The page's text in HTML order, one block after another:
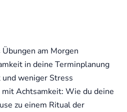
Übungen am Morgen
in deine Terminplanung
weniger Stress
mit Achtsamkeit: Wie du deine
zu einem Ritual der